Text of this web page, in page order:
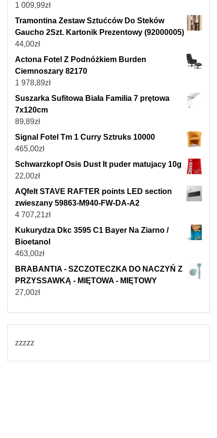
1 009,99zł
Tramontina Zestaw Sztućców Do Steków
Gaucho 2Szt. Kartonik Prezentowy (92000005)
44,00zł
Actona Fotel Z Podnóżkiem Burden
Ciemnoszary 82170
1 978,89zł
Suszarka Sufitowa Biała Familia 7 prętowa
7x120cm
89,89zł
Signal Fotel Tm 1 Curry Sztruks 10000
465,00zł
Schwarzkopf Osis Dust It puder matujacy 10g
22,00zł
AQfelt STAVE RAFTER points LED section
zwieszany 59863-M940-FW-DA-A2
4 707,21zł
Kukurydza Dkc 3595 C1 Bayer Na Ziarno /
Bioetanol
463,00zł
BRABANTIA - SZCZOTECZKA DO NACZYŃ Z
PRZYSSAWKĄ - MIĘTOWA - MIĘTOWY
27,00zł
zzzzz